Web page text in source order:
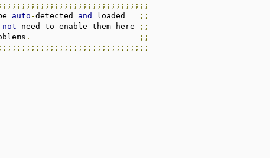
auto -detected and loaded
;;
not need to enable them here
;;
.
;;